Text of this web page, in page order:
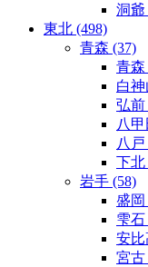
洞爺
東北 (498)
青森 (37)
青森
白
弘
八
八
下北
岩手 (58)
盛岡
雫石
安
宮古